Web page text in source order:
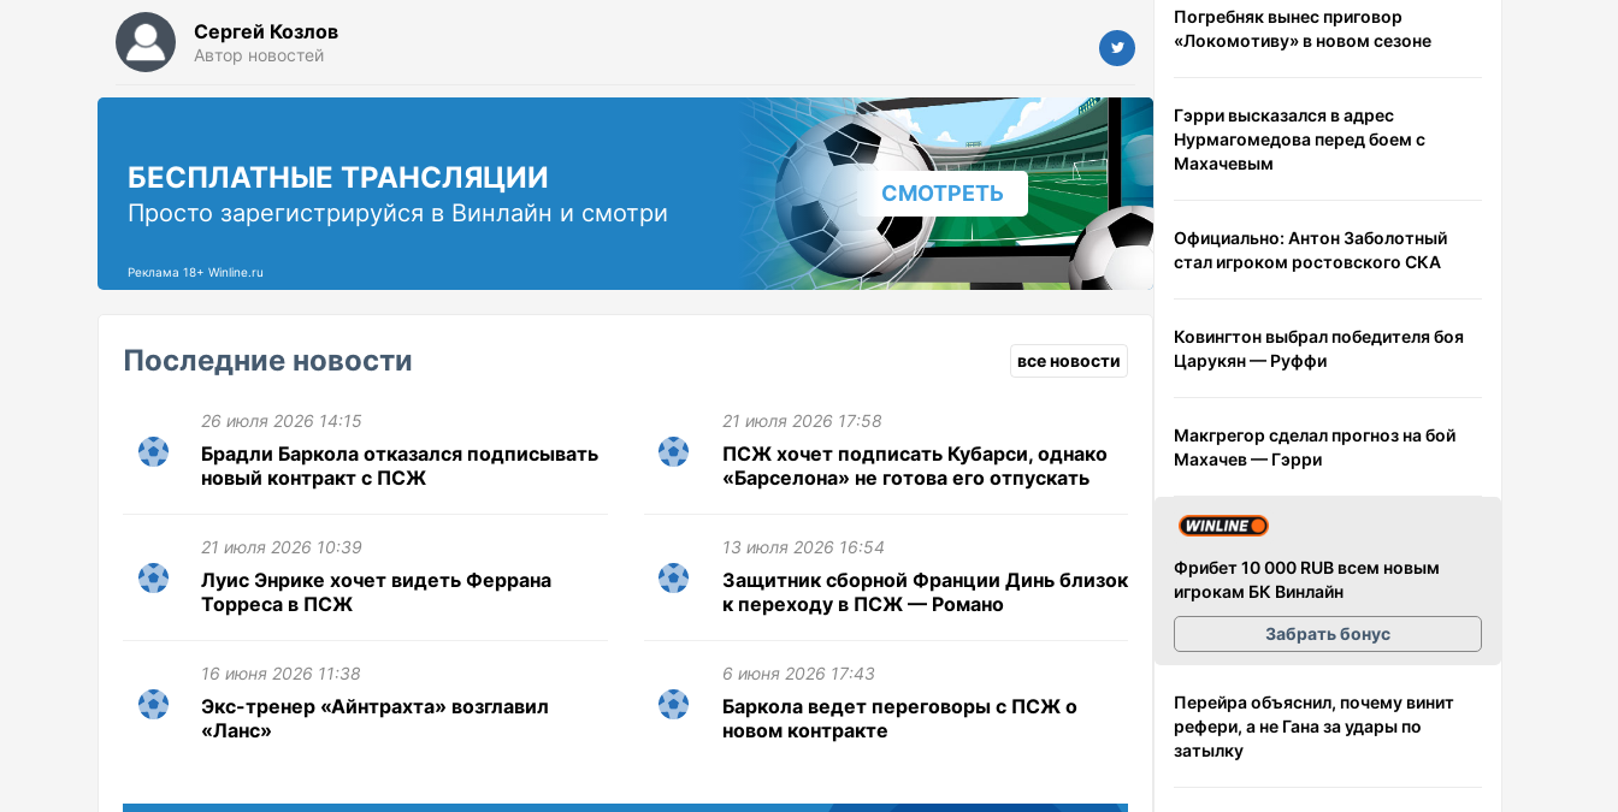
Сергей Козлов
Автор новостей
БЕСПЛАТНЫЕ ТРАНСЛЯЦИИ
Просто зарегистрируйся в Винлайн и смотри
СМОТРЕТЬ
Реклама 18+ Winline.ru
Последние новости все новости
26 июля 2026 14:15
Брадли Баркола отказался подписывать
новый контракт с ПСЖ
21 июля 2026 17:58
ПСЖ хочет подписать Кубарси, однако
«Барселона» не готова его отпускать
21 июля 2026 10:39
Луис Энрике хочет видеть Феррана
Торреса в ПСЖ
13 июля 2026 16:54
Защитник сборной Франции Динь близок
к переходу в ПСЖ — Романо
16 июня 2026 11:38
Экс-тренер «Айнтрахта» возглавил
«Ланс»
6 июня 2026 17:43
Баркола ведет переговоры с ПСЖ о
новом контракте
Погребняк вынес приговор
«Локомотиву» в новом сезоне
Гэрри высказался в адрес
Нурмагомедова перед боем с
Махачевым
Официально: Антон Заболотный
стал игроком ростовского СКА
Ковингтон выбрал победителя боя
Царукян — Руффи
Макгрегор сделал прогноз на бой
Махачев — Гэрри
Фрибет 10 000 RUB всем новым
игрокам БК Винлайн
Забрать бонус
Перейра объяснил, почему винит
рефери, а не Гана за удары по
затылку